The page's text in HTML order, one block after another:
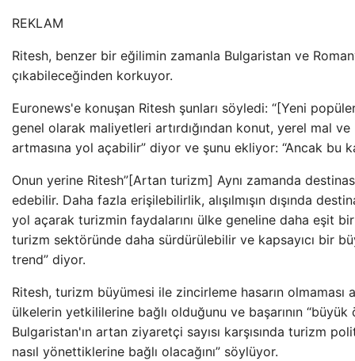
REKLAM
Ritesh, benzer bir eğilimin zamanla Bulgaristan ve
çıkabileceğinden korkuyor.
Euronews'e konuşan Ritesh şunları söyledi: “[Yeni
genel olarak maliyetleri artırdığından konut, yerel mal ve
artmasına yol açabilir” diyor ve şunu ekliyor: “Ancak bu
Onun yerine Ritesh”[Artan turizm] Aynı zamanda
edebilir. Daha fazla erişilebilirlik, alışılmışın dışında
yol açarak turizmin faydalarını ülke geneline daha eşit
turizm sektöründe daha sürdürülebilir ve kapsayıcı bir
trend” diyor.
Ritesh, turizm büyümesi ile zincirleme hasarın olmaması
ülkelerin yetkililerine bağlı olduğunu ve başarının
Bulgaristan'ın artan ziyaretçi sayısı karşısında turizm
nasıl yönettiklerine bağlı olacağını” söylüyor.